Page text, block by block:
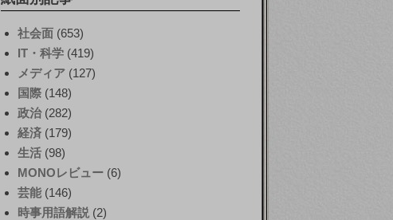
社会面 (653)
IT・科学 (419)
メディア (127)
国際 (148)
政治(282)
経済 (179)
生活 (98)
MONOレビュー (6)
芸能 (146)
時事用語解説 (2)